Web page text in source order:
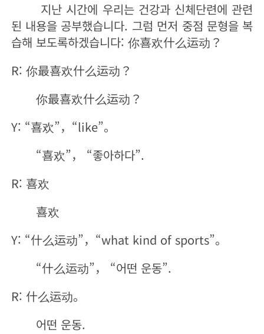
지난 시간에 우리는 건강과 신체단련에 관련
된 내용을 공부했습니다. 그럼 먼저 중점 문형을 복
습해 보도록하겠습니다: 你喜欢什么运动？
R: 你最喜欢什么运动？
你最喜欢什么运动？
Y: “喜欢”，“like”。
“喜欢”， “좋아하다”.
R: 喜欢
喜欢
Y: “什么运动”，“what kind of sports”。
“什么运动”， “어떤 운동”.
R: 什么运动。
어떤 운동.